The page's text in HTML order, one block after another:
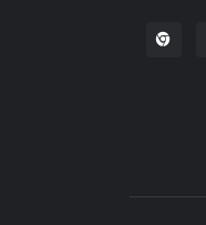
إضافة لبنكة لمتصفح Chrome